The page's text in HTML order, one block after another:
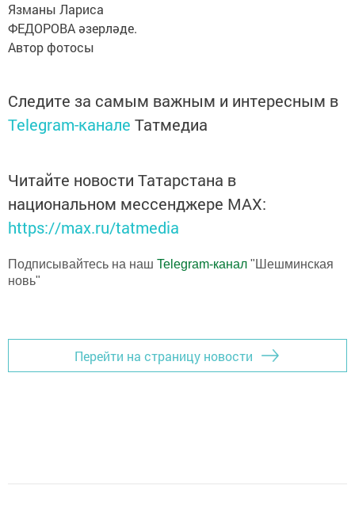
Язманы Лариса
ФЕДОРОВА әзерләде.
Автор фотосы
Следите за самым важным и интересным в
Telegram-канале Татмедиа
Читайте новости Татарстана в
национальном мессенджере MАХ:
https://max.ru/tatmedia
Подписывайтесь на наш Telegram-канал "Шешминская
новь"
Перейти на страницу новости